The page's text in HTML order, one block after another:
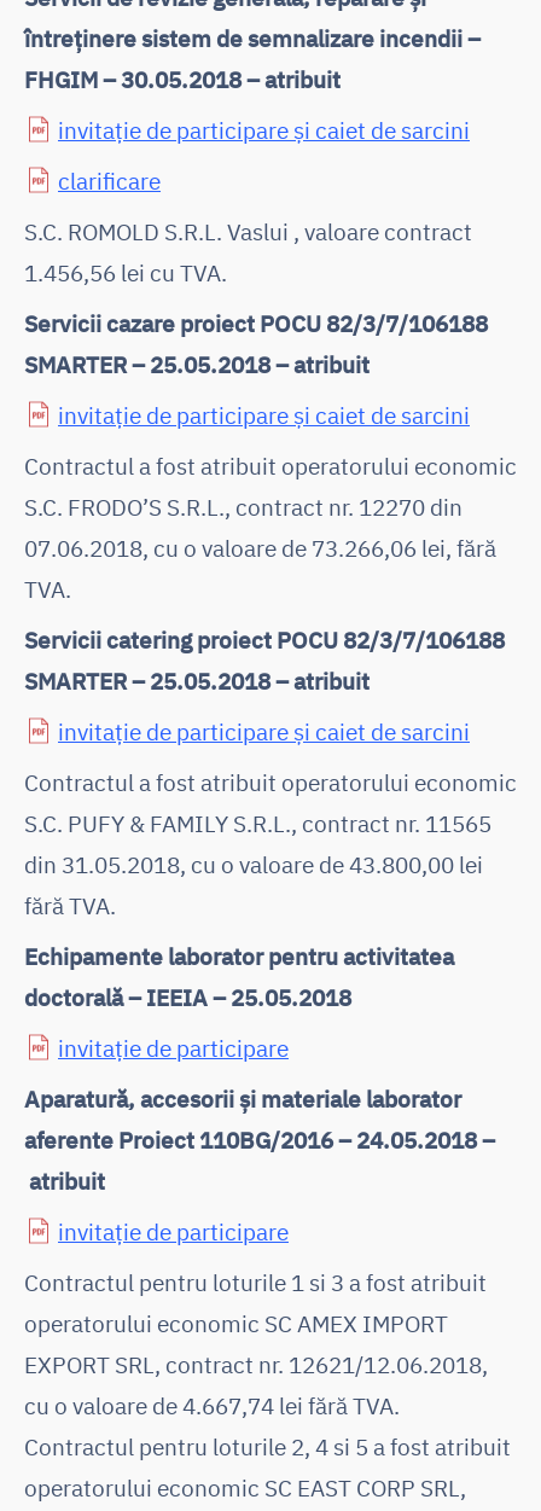
întreținere sistem de semnalizare incendii –
FHGIM – 30.05.2018 – atribuit
invitație de participare și caiet de sarcini
clarificare
S.C. ROMOLD S.R.L. Vaslui , valoare contract
1.456,56 lei cu TVA.
Servicii cazare proiect POCU 82/3/7/106188
SMARTER – 25.05.2018 – atribuit
invitație de participare și caiet de sarcini
Contractul a fost atribuit operatorului economic
S.C. FRODO’S S.R.L., contract nr. 12270 din
07.06.2018, cu o valoare de 73.266,06 lei, fără
TVA.
Servicii catering proiect POCU 82/3/7/106188
SMARTER – 25.05.2018 – atribuit
invitație de participare și caiet de sarcini
Contractul a fost atribuit operatorului economic
S.C. PUFY & FAMILY S.R.L., contract nr. 11565
din 31.05.2018, cu o valoare de 43.800,00 lei
fără TVA.
Echipamente laborator pentru activitatea
doctorală – IEEIA – 25.05.2018
invitație de participare
Aparatură, accesorii și materiale laborator
aferente Proiect 110BG/2016 – 24.05.2018 –
atribuit
invitație de participare
Contractul pentru loturile 1 si 3 a fost atribuit
operatorului economic SC AMEX IMPORT
EXPORT SRL, contract nr. 12621/12.06.2018,
cu o valoare de 4.667,74 lei fără TVA.
Contractul pentru loturile 2, 4 si 5 a fost atribuit
operatorului economic SC EAST CORP SRL,